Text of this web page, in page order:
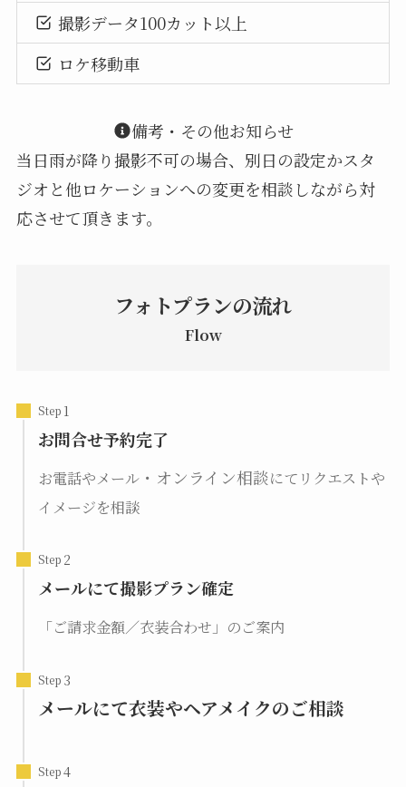
撮影データ100カット以上
ロケ移動車
備考・その他お知らせ
当日雨が降り撮影不可の場合、別日の設定かスタ
ジオと他ロケーションへの変更を相談しながら対
応させて頂きます。
フォトプランの流れ
Flow
Step
お問合せ予約完了
お電話やメール・オンライン相談にてリクエストや
イメージを相談
Step
メールにて撮影プラン確定
「ご請求金額／衣装合わせ」のご案内
Step
メールにて衣装やヘアメイクのご相談
Step